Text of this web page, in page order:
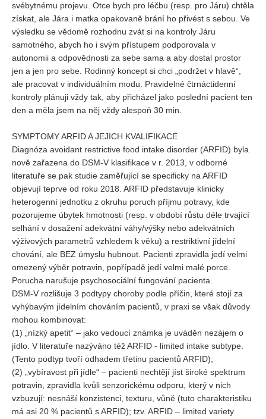
svébytnému projevu. Otce bych pro léčbu (resp. pro Járu) chtěla
získat, ale Jára i matka opakovaně brání ho přivést s sebou. Ve
výsledku se vědomě rozhodnu zvát si na kontroly Járu
samotného, abych ho i svým přístupem podporovala v
autonomii a odpovědnosti za sebe sama a aby dostal prostor
jen a jen pro sebe. Rodinný koncept si chci „podržet v hlavě“,
ale pracovat v individuálním modu. Pravidelné čtrnáctidenní
kontroly plánuji vždy tak, aby přicházel jako poslední pacient ten
den a měla jsem na něj vždy alespoň 30 min.
SYMPTOMY ARFID A JEJICH KVALIFIKACE
Diagnóza avoidant restrictive food intake disorder (ARFID) byla
nově zařazena do DSM-V klasifikace v r. 2013, v odborné
literatuře se pak studie zaměřující se specificky na ARFID
objevují teprve od roku 2018. ARFID představuje klinicky
heterogenní jednotku z okruhu poruch příjmu potravy, kde
pozorujeme úbytek hmotnosti (resp. v období růstu déle trvající
selhání v dosažení adekvátní váhy/výšky nebo adekvátních
výživových parametrů vzhledem k věku) a restriktivní jídelní
chování, ale BEZ úmyslu hubnout. Pacienti zpravidla jedí velmi
omezený výběr potravin, popřípadě jedí velmi malé porce.
Porucha narušuje psychosociální fungování pacienta.
DSM-V rozlišuje 3 podtypy choroby podle příčin, které stojí za
vyhýbavým jídelním chováním pacientů, v praxi se však důvody
mohou kombinovat:
(1) „nízký apetit“ – jako vedoucí známka je uváděn nezájem o
jídlo. V literatuře nazýváno též ARFID - limited intake subtype.
(Tento podtyp tvoří odhadem třetinu pacientů ARFID);
(2) „vybíravost při jídle“ – pacienti nechtějí jíst široké spektrum
potravin, zpravidla kvůli senzorickému odporu, který v nich
vzbuzují: nesnáší konzistenci, texturu, vůně (tuto charakteristiku
má asi 20 % pacientů s ARFID); tzv. ARFID – limited variety